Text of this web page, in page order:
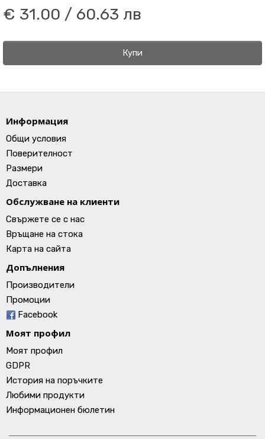
€ 31.00 / 60.63 лв
Купи
Информация
Общи условия
Поверителност
Размери
Доставка
Обслужване на клиенти
Свържете се с нас
Връщане на стока
Карта на сайта
Допълнения
Производители
Промоции
Facebook
Моят профил
Моят профил
GDPR
История на поръчките
Любими продукти
Информационен бюлетин